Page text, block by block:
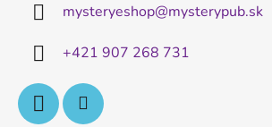
mysteryeshop@mysterypub.sk
+421 907 268 731